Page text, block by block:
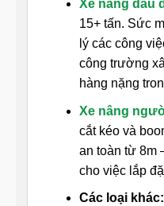
Xe nâng dầu
15+ tấn. Sức
lý các công
công trường
hàng nặng
Xe nâng
cắt kéo và
an toàn từ 8m
cho việc lắp
Các loại khác: